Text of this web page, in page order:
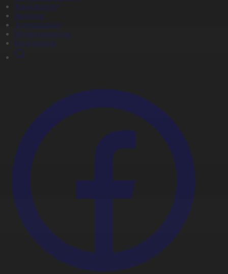
Жаңалықтар
Жобалар
Телехикаялар
Мультсериалдар
Видеоархив